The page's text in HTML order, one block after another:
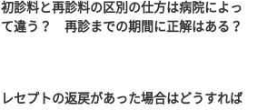
初診料と再診料の区別の仕方は病院によっ
て違う？ 再診までの期間に正解はある？
レセプトの返戻があった場合はどうすれば